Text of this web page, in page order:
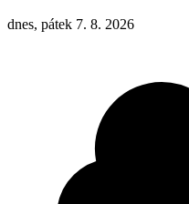
dnes, pátek 7. 8. 2026